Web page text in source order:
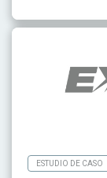
ESTUDIO DE CASO